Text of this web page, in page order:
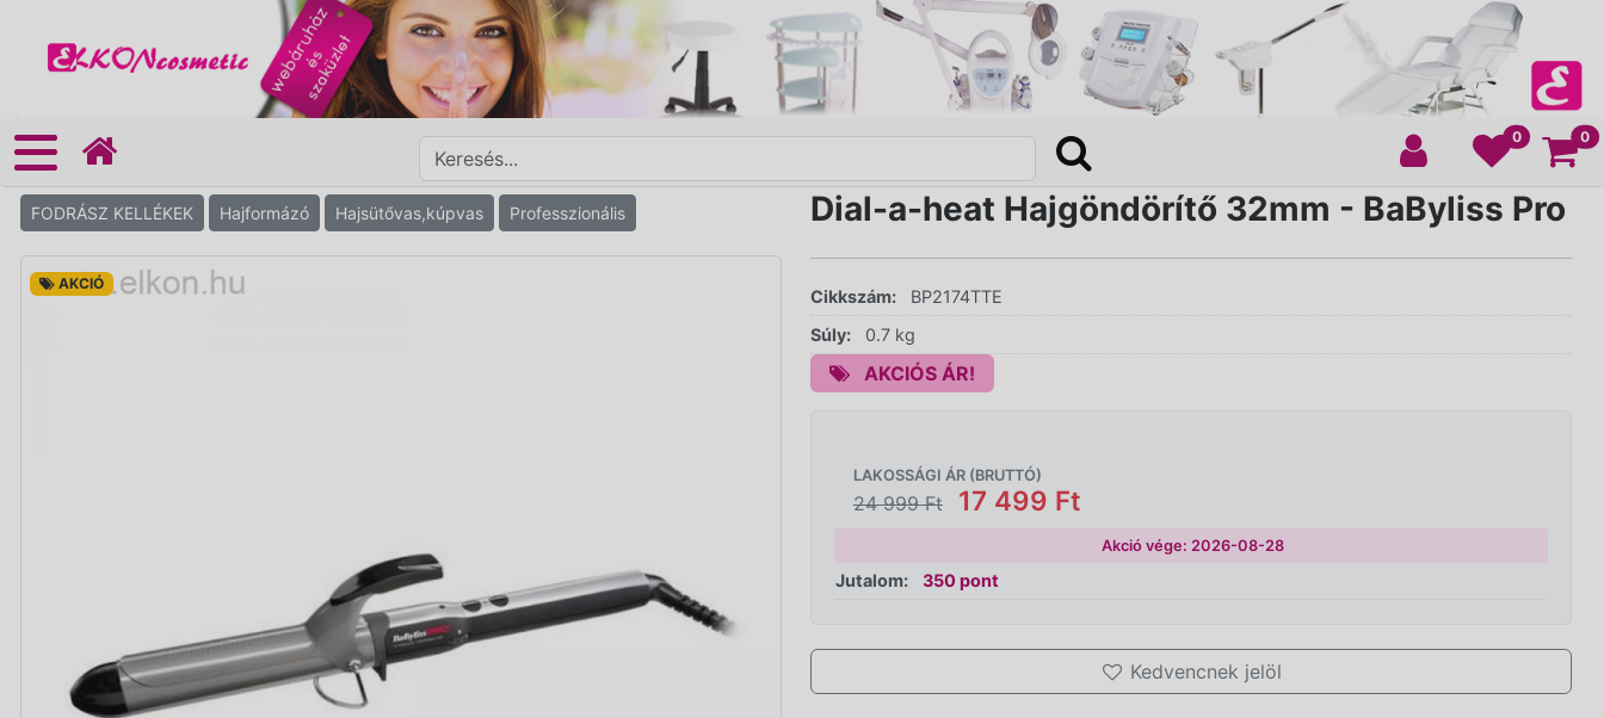
0 0
FODRÁSZ KELLÉKEK Hajformázó Hajsütővas,kúpvas Professzionális
AKCIÓ
Dial-a-heat Hajgöndörítő 32mm - BaByliss Pro
Cikkszám:
BP2174TTE
Súly:
0.7 kg
AKCIÓS ÁR!
LAKOSSÁGI ÁR (BRUTTÓ)
24 999 Ft 17 499 Ft
Akció vége: 2026-08-28
Jutalom: 350 pont
Kedvencnek jelöl